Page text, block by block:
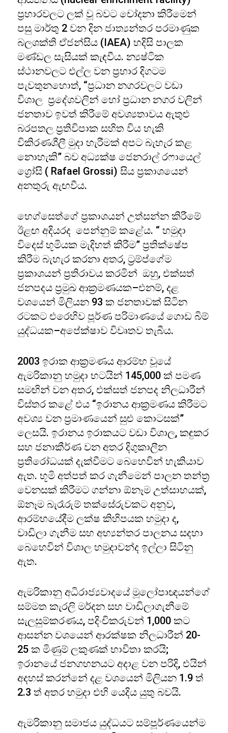
ප්‍රහාරවලට ලක් වූ බවට චෝදනා කිරීමෙන්
පසු මාර්තු 2 වන දින ජාත්‍යන්තර පරමාණුක
බලශක්ති ඒජන්සිය (IAEA) හදිසි පාලක
මණ්ඩල සැසියක් කැඳවීය. න්‍යෂ්ටික
ස්ථානවලට එල්ල වන ප්‍රහාර දිගටම
පැවතුනහොත්, “ප්‍රධාන නගරවලට වඩා
විශාල ප්‍රදේශවලින් හෝ ප්‍රධාන නගර වලින්
ජනතාව ඉවත් කිරීමේ අවශ්‍යතාවය ඇතුළු
බරපතල ප්‍රතිවිපාක සහිත විය හැකි
විකිරණශීලී මුදා හැරීමක් අපට බැහැර කළ
නොහැකි” බව අධ්‍යක්ෂ ජෙනරාල් රෆායෙල්
ග්‍රෝසි ( Rafael Grossi) සිය ප්‍රකාශයෙන්
අනතුරු ඇඟවීය.
හෙග්සෙත්ගේ ප්‍රකාශයන් උත්සන්න කිරීමේ
ඊළඟ අදියරද පෙන්නුම් කළේය. “ හමුදා
විදෙස් භූමියක මැදිහත් කිරීම” ප්‍රතික්ෂේප
කිරීම බැහැර කරනා අතර, ට්‍රම්ප්ගේම
ප්‍රකාශයන් ප්‍රතිරාවය කරමින් ඔහු, එක්සත්
ජනපදය ප්‍රමුඛ ආක්‍රමණයක–එනම්, දළ
වශයෙන් මිලියන 93 ක ජනතාවක් සිටින
රටකට එරෙහිව පූර්ණ පරිමාණයේ ගොඩ බිම්
යුද්ධයක–අපේක්ෂාව විවෘතව තැබීය.
2003 ඉරාක ආක්‍රමණය ආරම්භ වූයේ
ඇමරිකානු හමුදා භටයින් 145,000 ක් පමණ
සමඟින් වන අතර, එක්සත් ජනපද නිලධාරීන්
විස්තර කළේ එය “ඉරානය ආක්‍රමණය කිරීමට
අවශ්‍ය වන ප්‍රමාණයෙන් සුළු කොටසක්”
ලෙසයි. ඉරානය ඉරාකයට වඩා විශාල, කඳුකර
සහ ජනාකීර්ණ වන අතර දිගුකාලීන
ප්‍රතිරෝධයක් දැක්වීමට බෙහෙවින් හැකියාව
ඇත. භූමි අත්පත් කර ගැනීමෙන් පාලන තන්ත්‍ර
වෙනසක් කිරීමට ගන්නා ඕනෑම උත්සාහයක්,
ඕනෑම බැරෑරුම් තක්සේරුවකට අනුව,
ආරම්භයේදීම ලක්ෂ කිහිපයක හමුදා ද,
වාඩිලා ගැනීම සහ අභ්‍යන්තර පාලනය සදහා
බෙහෙවින් විශාල හමුදාවන්ද ඉල්ලා සිටිනු
ඇත.
ඇමරිකානු අධිරාජ්‍යවාදයේ මූලෝපාඥයන්ගේ
සම්මත කැරලි මර්දන සහ වාඩිලාගැනීමේ
සැලසුම්කරණය, පදිංචිකරුවන් 1,000 කට
ආසන්න වශයෙන් ආරක්ෂක නිලධාරීන් 20-
25 ක මිණුම් ලකුණක් භාවිතා කරයි;
ඉරානයේ ජනගහනයට අදාළ වන පරිදි, එයින්
අදහස් කරන්නේ දළ වශයෙන් මිලියන 1.9 ත්
2.3 ත් අතර හමුදා එහි යෙදිය යුතු බවයි.
ඇමරිකානු සමාජය යුද්ධයට සම්පූර්ණයෙන්ම